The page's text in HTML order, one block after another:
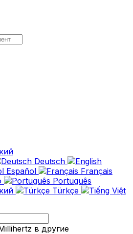
Deutsch
Español
Français
Português
Türkçe
в другие